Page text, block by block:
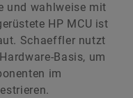
und wahlweise mit
HP MCU ist
Schaeffler nutzt
Basis, um
im